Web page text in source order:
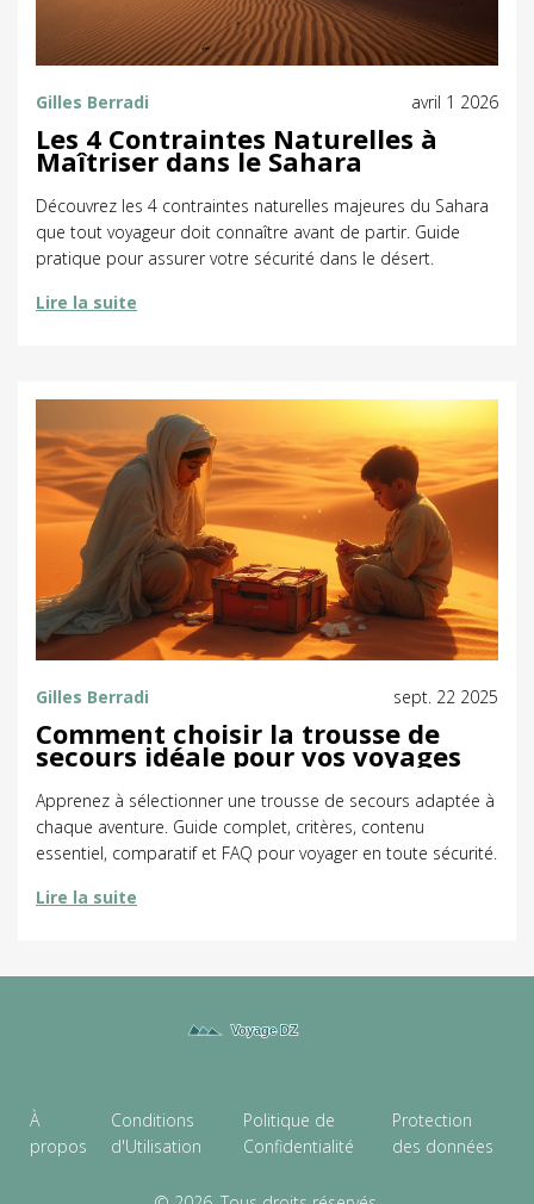
Gilles Berradi avril 1 2026
Les 4 Contraintes Naturelles à
Maîtriser dans le Sahara
Découvrez les 4 contraintes naturelles majeures du Sahara
que tout voyageur doit connaître avant de partir. Guide
pratique pour assurer votre sécurité dans le désert.
Lire la suite
Gilles Berradi sept. 22 2025
Comment choisir la trousse de
secours idéale pour vos voyages
Apprenez à sélectionner une trousse de secours adaptée à
chaque aventure. Guide complet, critères, contenu
essentiel, comparatif et FAQ pour voyager en toute sécurité.
Lire la suite
À
propos
Conditions
d'Utilisation
Politique de
Confidentialité
Protection
des données